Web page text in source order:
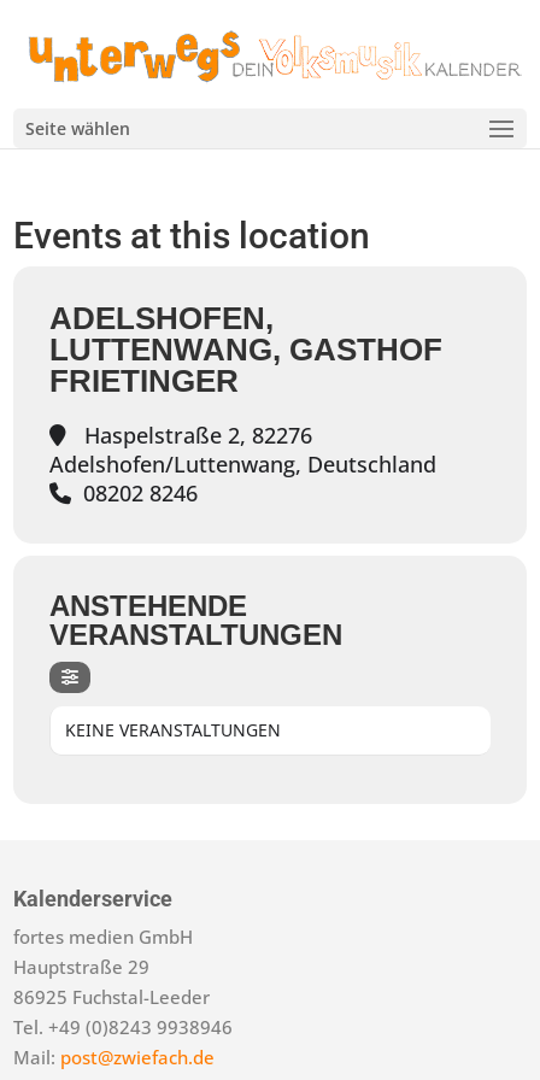
Seite wählen
Events at this location
ADELSHOFEN,
LUTTENWANG, GASTHOF
FRIETINGER
Haspelstraße 2, 82276
Adelshofen/Luttenwang, Deutschland
08202 8246
ANSTEHENDE
VERANSTALTUNGEN
KEINE VERANSTALTUNGEN
Kalenderservice
fortes medien GmbH
Hauptstraße 29
86925 Fuchstal-Leeder
Tel. +49 (0)8243 9938946
Mail: post@zwiefach.de